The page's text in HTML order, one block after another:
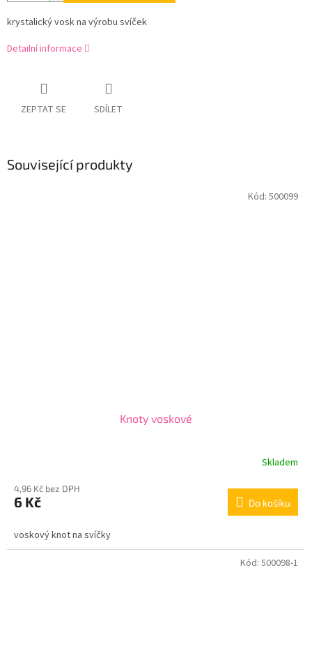
krystalický vosk na výrobu svíček
Detailní informace
ZEPTAT SE SDÍLET
Související produkty
Knoty voskové
Skladem
4,96 Kč bez DPH
6 Kč Do košíku
voskový knot na svíčky
Kód: 500099
Kód: 500098-1